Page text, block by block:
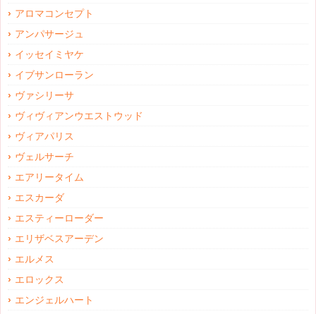
アロマコンセプト
アンパサージュ
イッセイミヤケ
イブサンローラン
ヴァシリーサ
ヴィヴィアンウエストウッド
ヴィアパリス
ヴェルサーチ
エアリータイム
エスカーダ
エスティーローダー
エリザベスアーデン
エルメス
エロックス
エンジェルハート